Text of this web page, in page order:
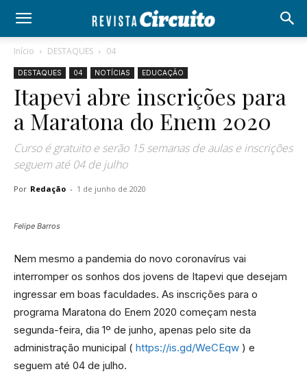
Início DESTAQUES 04
DESTAQUES 04 NOTÍCIAS EDUCAÇÃO
Itapevi abre inscrições para
a Maratona do Enem 2020
Curso é gratuito e serão 15 semanas de aulas e inscrições
seguem até 04 de julho
Por Redação - 1 de junho de 2020
Felipe Barros
Nem mesmo a pandemia do novo coronavírus vai
interromper os sonhos dos jovens de Itapevi que desejam
ingressar em boas faculdades. As inscrições para o
programa Maratona do Enem 2020 começam nesta
segunda-feira, dia 1º de junho, apenas pelo site da
administração municipal ( https://is.gd/WeCEqw ) e
seguem até 04 de julho.